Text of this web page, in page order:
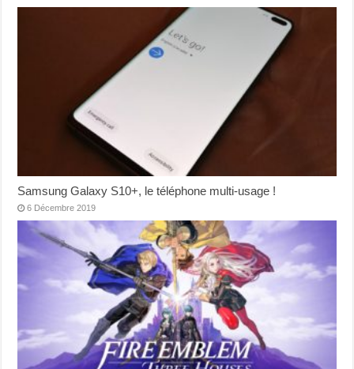
Samsung Galaxy S10+, le téléphone multi-usage !
6 Décembre 2019